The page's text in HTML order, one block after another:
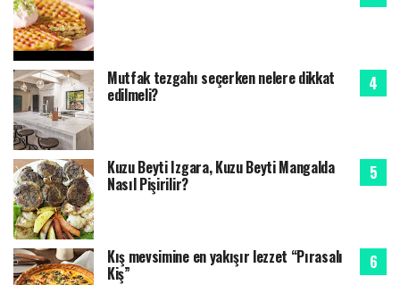
Mutfak tezgahı seçerken nelere dikkat
edilmeli?
Kuzu Beyti Izgara, Kuzu Beyti Mangalda
Nasıl Pişirilir?
Kış mevsimine en yakışır lezzet “Pırasalı
Kiş”